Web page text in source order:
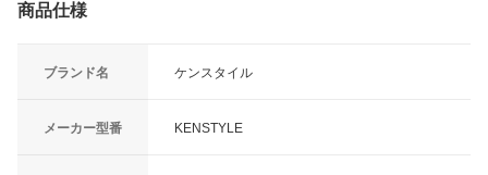
商品仕様
ブランド名 ケンスタイル
メーカー型番 KENSTYLE